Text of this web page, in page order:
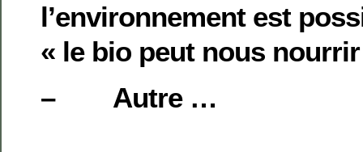
l’environnement est
« le bio peut nous
– Autre …